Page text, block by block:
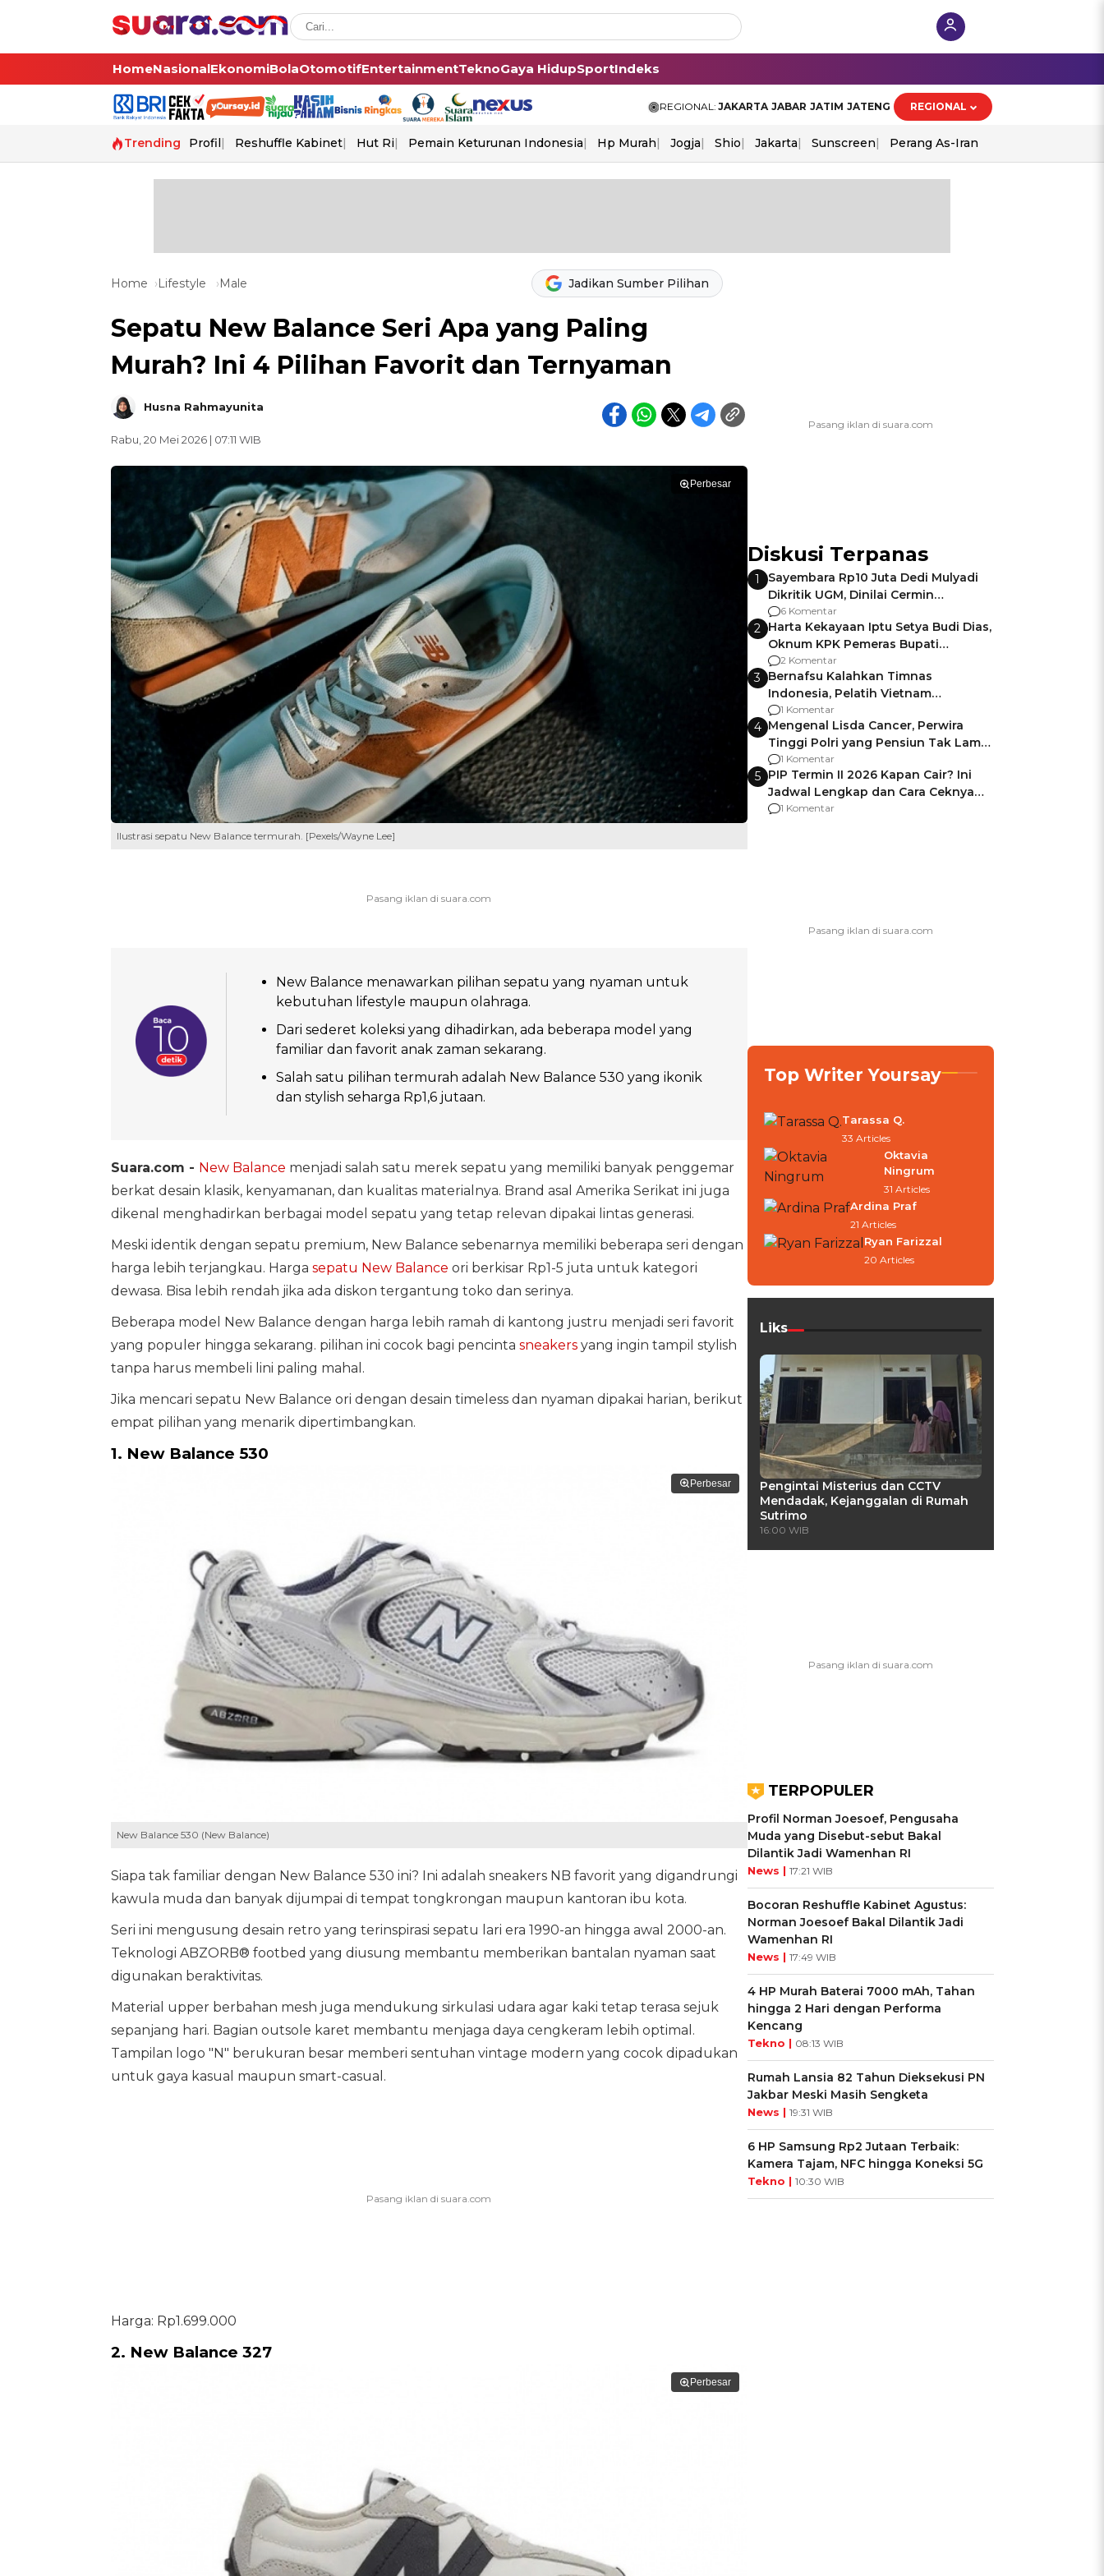
HomeNasionalEkonomiBolaOtomotifEntertainmentTeknoGaya HidupSportIndeks
REGIONAL: JAKARTA JABAR JATIM JATENG REGIONAL
Trending Profil Reshuffle Kabinet Hut Ri Pemain Keturunan Indonesia Hp Murah Jogja Shio Jakarta Sunscreen Perang As-Iran
Home Lifestyle Male Jadikan Sumber Pilihan
Sepatu New Balance Seri Apa yang Paling
Murah? Ini 4 Pilihan Favorit dan Ternyaman
Husna Rahmayunita
Rabu, 20 Mei 2026 | 07:11 WIB
Perbesar
Ilustrasi sepatu New Balance termurah. [Pexels/Wayne Lee]
New Balance menawarkan pilihan sepatu yang nyaman untuk
kebutuhan lifestyle maupun olahraga.
Dari sederet koleksi yang dihadirkan, ada beberapa model yang
familiar dan favorit anak zaman sekarang.
Salah satu pilihan termurah adalah New Balance 530 yang ikonik
dan stylish seharga Rp1,6 jutaan.
Suara.com - New Balance menjadi salah satu merek sepatu yang memiliki banyak penggemar
berkat desain klasik, kenyamanan, dan kualitas materialnya. Brand asal Amerika Serikat ini juga
dikenal menghadirkan berbagai model sepatu yang tetap relevan dipakai lintas generasi.
Meski identik dengan sepatu premium, New Balance sebenarnya memiliki beberapa seri dengan
harga lebih terjangkau. Harga sepatu New Balance ori berkisar Rp1-5 juta untuk kategori
dewasa. Bisa lebih rendah jika ada diskon tergantung toko dan serinya.
Beberapa model New Balance dengan harga lebih ramah di kantong justru menjadi seri favorit
yang populer hingga sekarang. pilihan ini cocok bagi pencinta sneakersyang ingin tampil stylish
tanpa harus membeli lini paling mahal.
Jika mencari sepatu New Balance ori dengan desain timeless dan nyaman dipakai harian, berikut
empat pilihan yang menarik dipertimbangkan.
1. New Balance 530
Perbesar
New Balance 530 (New Balance)
Siapa tak familiar dengan New Balance 530 ini? Ini adalah sneakers NB favorit yang digandrungi
kawula muda dan banyak dijumpai di tempat tongkrongan maupun kantoran ibu kota.
Seri ini mengusung desain retro yang terinspirasi sepatu lari era 1990-an hingga awal 2000-an.
Teknologi ABZORB® footbed yang diusung membantu memberikan bantalan nyaman saat
digunakan beraktivitas.
Material upper berbahan mesh juga mendukung sirkulasi udara agar kaki tetap terasa sejuk
sepanjang hari. Bagian outsole karet membantu menjaga daya cengkeram lebih optimal.
Tampilan logo "N" berukuran besar memberi sentuhan vintage modern yang cocok dipadukan
untuk gaya kasual maupun smart-casual.
Harga: Rp1.699.000
2. New Balance 327
Perbesar
Diskusi Terpanas
1
Sayembara Rp10 Juta Dedi Mulyadi
Dikritik UGM, Dinilai Cermin
Gagalnya Negara Jamin Keamanan
6 Komentar
2 Harta Kekayaan Iptu Setya Budi Dias,
Oknum KPK Pemeras Bupati
Pemalang
2 Komentar
3 Bernafsu Kalahkan Timnas
Indonesia, Pelatih Vietnam
Berencana Pakai Jimat di Pakansari
1 Komentar
4 Mengenal Lisda Cancer, Perwira
Tinggi Polri yang Pensiun Tak Lama
Usai Jadi Brigjen
1 Komentar
5 PIP Termin II 2026 Kapan Cair? Ini
Jadwal Lengkap dan Cara Ceknya
agar Dana Tidak Hangus!
1 Komentar
Top Writer Yoursay
Tarassa Q.
33 Articles
Oktavia
Ningrum
31 Articles
Ardina Praf
21 Articles
Ryan Farizzal
20 Articles
Liks
Pengintai Misterius dan CCTV
Mendadak, Kejanggalan di Rumah
Sutrimo
16:00 WIB
TERPOPULER
Profil Norman Joesoef, Pengusaha
Muda yang Disebut-sebut Bakal
Dilantik Jadi Wamenhan RI
News | 17:21 WIB
Bocoran Reshuffle Kabinet Agustus:
Norman Joesoef Bakal Dilantik Jadi
Wamenhan RI
News | 17:49 WIB
4 HP Murah Baterai 7000 mAh, Tahan
hingga 2 Hari dengan Performa
Kencang
Tekno | 08:13 WIB
Rumah Lansia 82 Tahun Dieksekusi PN
Jakbar Meski Masih Sengketa
News | 19:31 WIB
6 HP Samsung Rp2 Jutaan Terbaik:
Kamera Tajam, NFC hingga Koneksi 5G
Tekno | 10:30 WIB